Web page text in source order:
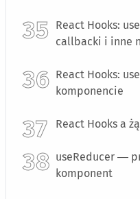
React Hooks:
callbacki i inne
React Hooks:
komponencie
React Hooks a
useReducer —
komponent